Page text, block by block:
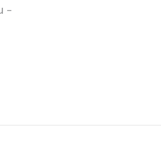
–